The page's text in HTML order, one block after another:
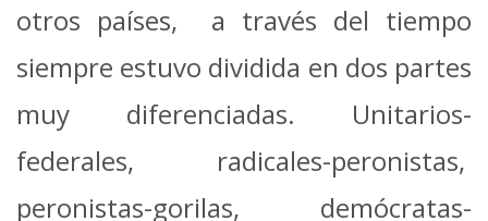
otros países, a través del tiempo
siempre estuvo dividida en dos partes
muy diferenciadas. Unitarios-
federales, radicales-peronistas,
peronistas-gorilas, demócratas-